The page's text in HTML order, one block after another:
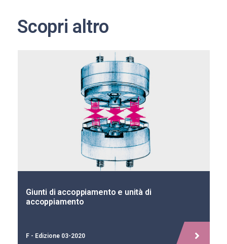
Scopri altro
Giunti e distributori rotanti oleodinamici
F - Edizione 03-2020